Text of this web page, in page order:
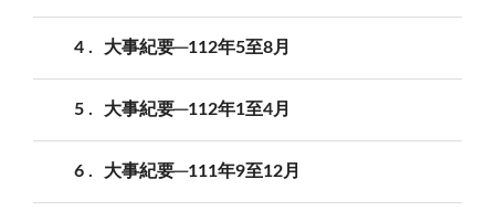
4 大事紀要─112年5至8月
5 大事紀要─112年1至4月
6 大事紀要─111年9至12月